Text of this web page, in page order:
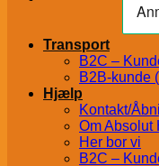
Transport
B2C –
B2B-kunde
Hjælp
Kontakt/
Om Absolut
Her bor vi
B2C –